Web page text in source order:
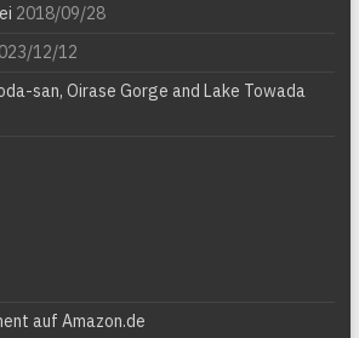
2018/09/28
12/12
san, Oirase Gorge and Lake Towada
auf Amazon.de